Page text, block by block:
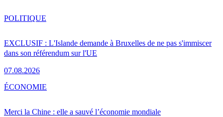
EXCLUSIF : L'Islande demande à Bruxelles de ne pas s'immiscer
dans son référendum sur l'UE
07.08.2026
POLITIQUE
Merci la Chine : elle a sauvé l’économie mondiale
ÉCONOMIE